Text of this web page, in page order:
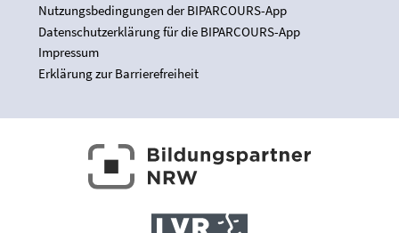
Nutzungsbedingungen der BIPARCOURS-App
Datenschutzerklärung für die BIPARCOURS-App
Impressum
Erklärung zur Barrierefreiheit